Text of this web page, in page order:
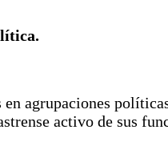
agrupaciones
activo de sus